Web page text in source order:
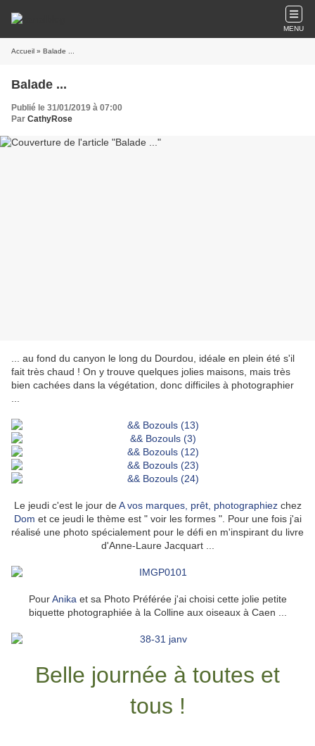
MENU
Accueil » Balade ...
Balade ...
Publié le 31/01/2019 à 07:00
Par CathyRose
... au fond du canyon le long du Dourdou, idéale en plein été s'il
fait très chaud ! On y trouve quelques jolies maisons, mais très
bien cachées dans la végétation, donc difficiles à photographier
Le jeudi c'est le jour deA vos marques, prêt, photographiezchez
Dom et ce jeudi le thème est " voir les formes ". Pour une fois j'ai
réalisé une photo spécialement pour le défi en m'inspirant du livre
d'Anne-Laure Jacquart ...
PourAnika et sa Photo Préférée j'ai choisi cette jolie petite
biquette photographiée à la Colline aux oiseaux à Caen ...
Belle journée à toutes et
tous !